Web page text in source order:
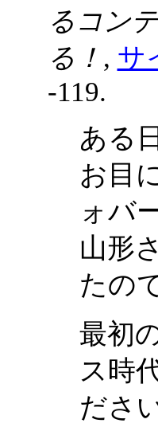
るコン
る！ , サ
-119.
ある
お目
ォバ
山形
たの
最初
ス時
ださ